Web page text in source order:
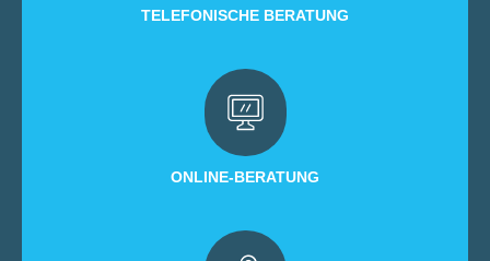
TELEFONISCHE BERATUNG
ONLINE-BERATUNG